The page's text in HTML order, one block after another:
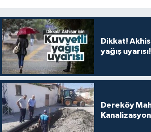
Dikkat!
yağış uyarısı!
Dereköy